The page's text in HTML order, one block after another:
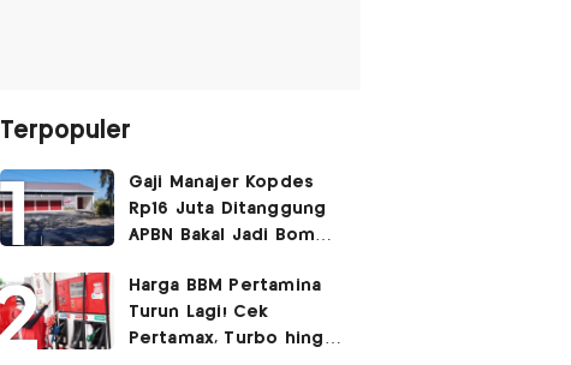
Terpopuler
Gaji Manajer Kopdes
Rp16 Juta Ditanggung
APBN Bakal Jadi Bom
Harga BBM Pertamina
Turun Lagi! Cek
Pertamax, Turbo hingga